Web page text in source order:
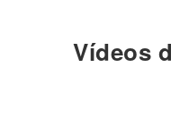
Vídeos